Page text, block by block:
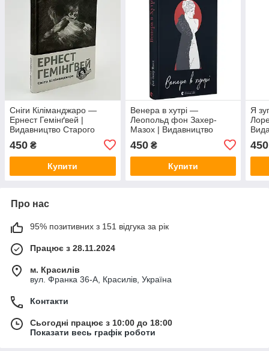
Сніги Кіліманджаро —
Ернест Гемінґвей |
Видавництво Старого
Лева, книга українською,
нова, тверда
450 ₴
Купити
Венера в хутрі —
Леопольд фон Захер-
Мазох | Видавництво
українською, нова, тверда
450₴
Купити
Я
450
Про нас
95% позитивних з 151 відгука за рік
Працює з 28.11.2024
м. Красилів
вул. Франка 36-А, Красилів, Україна
Контакти
Сьогодні працює з 10:00 до 18:00
Показати весь графік роботи